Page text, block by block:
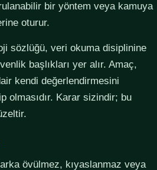
bir yöntem veya kamuya
oturur.
sözlüğü, veri okuma disiplinine
başlıkları yer alır. Amaç,
kendi değerlendirmesini
olmasıdır. Karar sizindir; bu
övülmez, kıyaslanmaz veya